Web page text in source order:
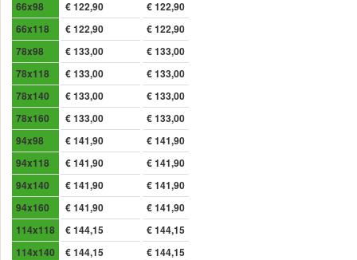
66x98
66x118
78x98
78x118
78x140
78x160
94x98
94x118
94x140
94x160
114x118
114x140
€ 122,90
€ 122,90
€ 133,00
€ 133,00
€ 133,00
€ 133,00
€ 141,90
€ 141,90
€ 141,90
€ 141,90
€ 144,15
€ 144,15
€ 122,90
€ 122,90
€ 133,00
€ 133,00
€ 133,00
€ 133,00
€ 141,90
€ 141,90
€ 141,90
€ 141,90
€ 144,15
€ 144,15